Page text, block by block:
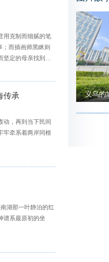
用克制而细腻的笔
而插画师黑眯则
坚定的母亲找到了
传承
动，再到当下民间
牢牵系着两岸同根
湖那一叶静泊的红
谱系最原初的坐
义乌的